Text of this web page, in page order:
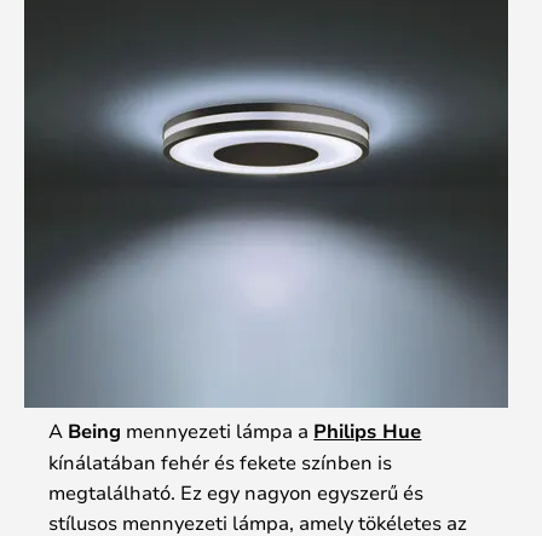
A Being mennyezeti lámpa a Philips Hue
kínálatában fehér és fekete színben is
megtalálható. Ez egy nagyon egyszerű és
stílusos mennyezeti lámpa, amely tökéletes az